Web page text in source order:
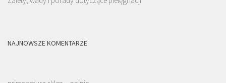
NAJNOWSZE KOMENTARZE